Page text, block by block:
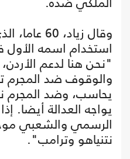
وقال زياد،
استخدام اسمه الأول
"نحن هنا لدعم
والوقوف ضد المجرم
يحاسب، وضد المجرم
يواجه العدالة أيضا.
الرسمي والشعبي
نتنياهو وترامب".